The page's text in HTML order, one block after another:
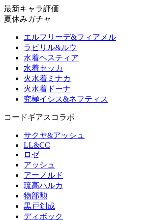
最新キャラ評価
夏休みガチャ
エルフリーデ&フィアメル
ラビリル&ルウ
水着ヘスティア
水着セッカ
火水着ミナカ
火水着ドーナ
究極イシス&ネフティス
コードギアスコラボ
サクヤ&アッシュ
LL&CC
ロゼ
アッシュ
アーノルド
琉高ハルカ
物部勲
黒戸剣成
ディボック